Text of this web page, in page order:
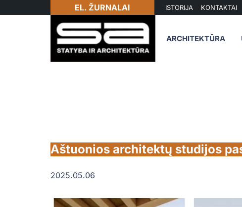
EL. ŽURNALAI ISTORIJA KONTAKTAI
ARCHITEKTŪRA
Aštuonios architektų studijos
2025.05.06